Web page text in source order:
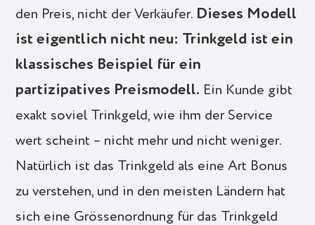
den Preis, nicht der Verkäufer. Dieses Modell
ist eigentlich nicht neu: Trinkgeld ist ein
klassisches Beispiel für ein
partizipatives Preismodell. Ein Kunde gibt
exakt soviel Trinkgeld, wie ihm der Service
wert scheint – nicht mehr und nicht weniger.
Natürlich ist das Trinkgeld als eine Art Bonus
zu verstehen, und in den meisten Ländern hat
sich eine Grössenordnung für das Trinkgeld